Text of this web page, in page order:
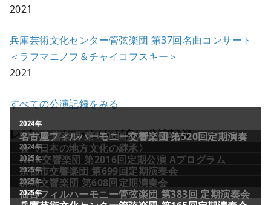
2021
兵庫芸術文化センター管弦楽団 第37回名曲コンサート
＜ラフマニノフ＆チャイコフスキー＞
2021
すべての公演記録をみる
レビュー／コメントが多い公演記録